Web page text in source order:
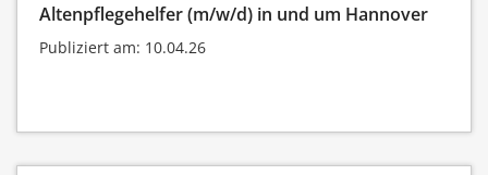
Altenpflegehelfer (m/w/d) in und um Hannover
Publiziert am: 10.04.26